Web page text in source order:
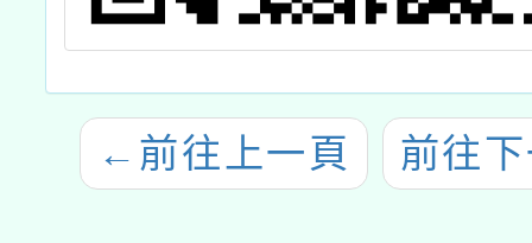
← 前往上一頁 前往